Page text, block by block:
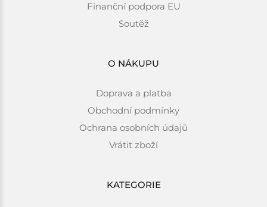
Finanční podpora EU
Soutěž
O NÁKUPU
Doprava a platba
Obchodní podmínky
Ochrana osobních údajů
Vrátit zboží
KATEGORIE